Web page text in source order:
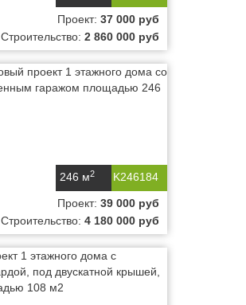
Проект: 37 000 руб
Строительство: 2 860 000 руб
K246184
246 м2
Проект: 39 000 руб
Строительство: 4 180 000 руб